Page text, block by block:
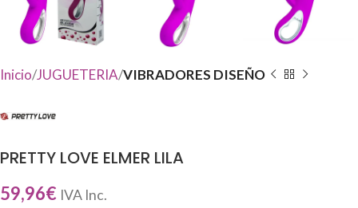
Inicio JUGUETERIA VIBRADORES DISEÑO
PRETTY LOVE ELMER LILA
59,96€ IVA Inc.